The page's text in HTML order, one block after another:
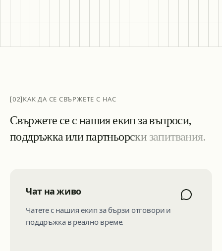
[02]КАК ДА СЕ СВЪРЖЕТЕ С НАС
Свържетесеснашияекипзавъпроси,
поддръжкаилипартньорскизапитвания.
Чат на живо
Чатете с нашия екип за бързи отговори и
поддръжка в реално време.